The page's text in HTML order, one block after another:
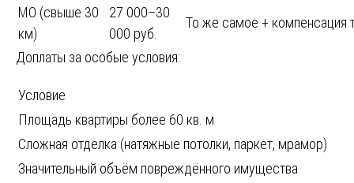
МО (свыше 30
км)
27 000–30
000 руб.
То же самое + компенсация
Доплаты за особые условия:
Условие
Площадь квартиры более 60 кв. м
Сложная отделка (натяжные потолки, паркет, мрамор)
Значительный объём повреждённого имущества